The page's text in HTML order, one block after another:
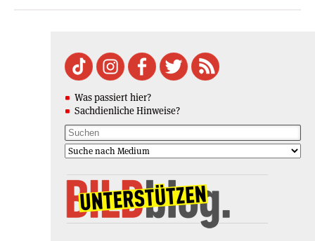
Was passiert hier?
Sachdienliche Hinweise?